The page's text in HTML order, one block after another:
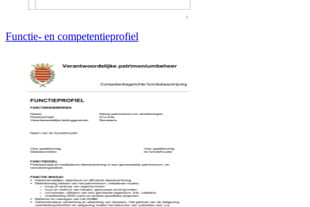
Functie- en competentieprofiel